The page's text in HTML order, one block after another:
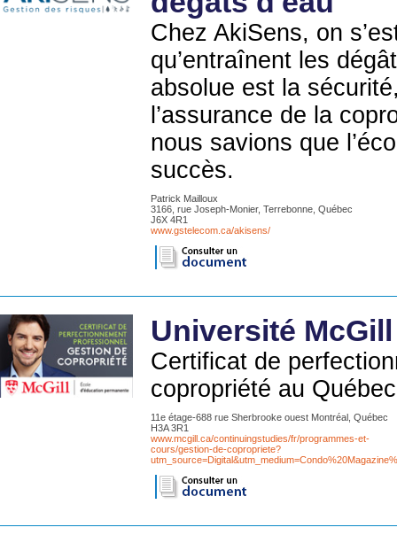
Chez AkiSens, on
qu’entraînent les
absolue est la
l’assurance de la
nous savions que
succès.
Patrick Mailloux
3166, rue Joseph-Monier, Terrebonne, Québec
J6X 4R1
www.gstelecom.ca/akisens/
Université McGill
Certificat de
copropriété au Québec
11e étage-688 rue Sherbrooke ouest Montréal, Québec
H3A 3R1
www.mcgill.ca/continuingstudies/fr/programmes-et-
cours/gestion-de-copropriete?